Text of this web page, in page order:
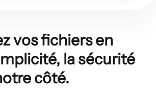
vos fichiersen
la sécurité
côté.